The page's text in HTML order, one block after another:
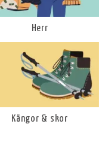
Herr
Kängor & skor